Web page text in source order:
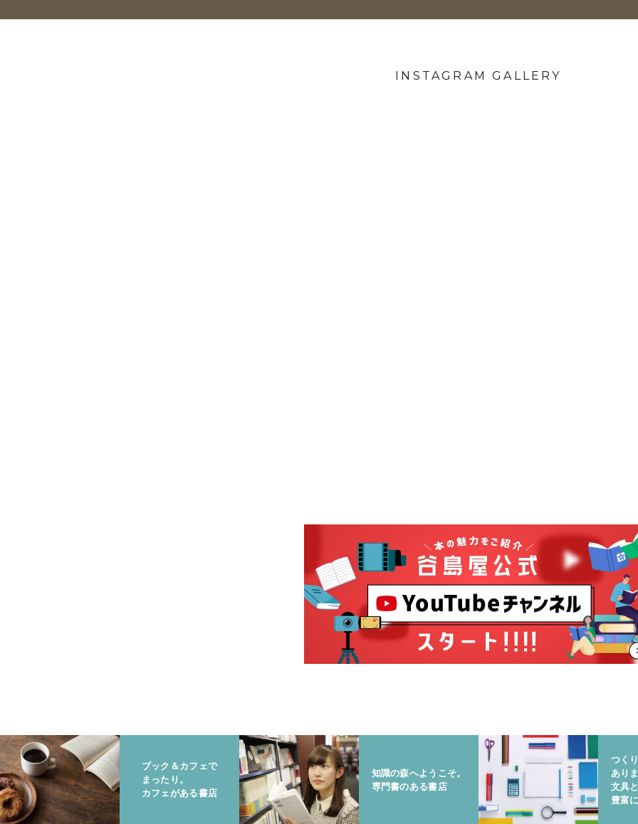
INSTAGRAM GALLERY
ブック＆カフェで
まったり。
カフェがある書店
知識の森へようこそ。
専門書のある書店
つく
ありま
文具
豊富